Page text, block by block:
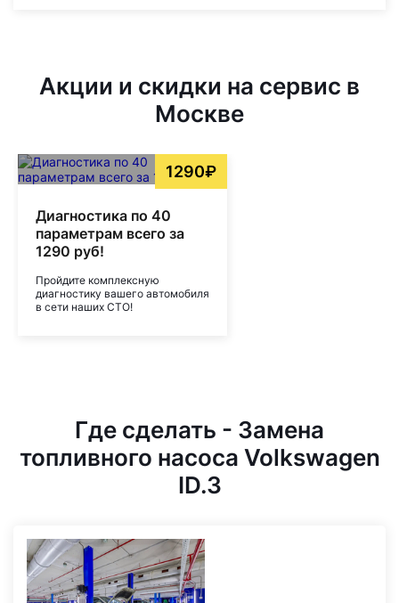
Акции и скидки на сервис в
Москве
1290₽
Диагностика по 40
параметрам всего за
1290 руб!
Пройдите комплексную
диагностику вашего автомобиля
в сети наших СТО!
Где сделать - Замена
топливного насоса Volkswagen
ID.3